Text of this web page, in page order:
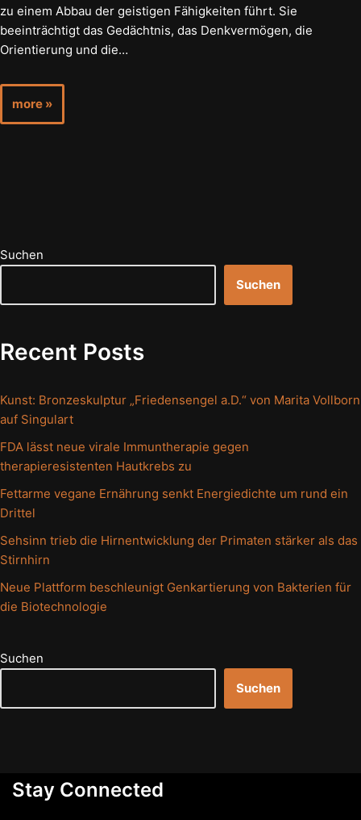
zu einem Abbau der geistigen Fähigkeiten führt. Sie
beeinträchtigt das Gedächtnis, das Denkvermögen, die
Orientierung und die…
more »
Suchen
Suchen
Recent Posts
Kunst: Bronzeskulptur „Friedensengel a.D.“ von Marita Vollborn
auf Singulart
FDA lässt neue virale Immuntherapie gegen
therapieresistenten Hautkrebs zu
Fettarme vegane Ernährung senkt Energiedichte um rund ein
Drittel
Sehsinn trieb die Hirnentwicklung der Primaten stärker als das
Stirnhirn
Neue Plattform beschleunigt Genkartierung von Bakterien für
die Biotechnologie
Suchen
Suchen
Stay Connected